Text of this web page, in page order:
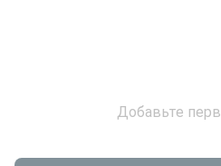
Добавьте